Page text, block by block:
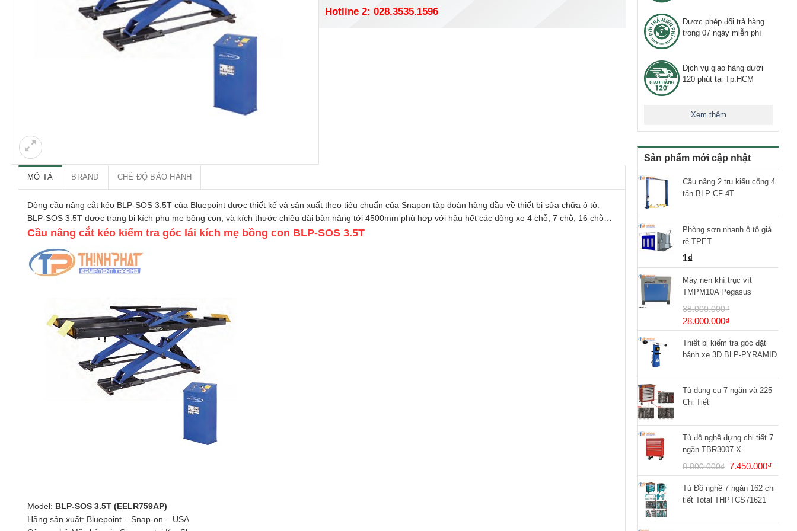
Được phép đổi trả hàng
trong 07 ngày miễn phí
Dịch vụ giao hàng dưới
120 phút tại Tp.HCM
Xem thêm
Sản phẩm mới cập nhật
Cầu nâng 2 trụ kiểu cổng 4
tấn BLP-CF 4T
Phòng sơn nhanh ô tô giá
rẻ TPET
1₫
Máy nén khí trục vít
TMPM10A Pegasus
38.000.000₫
Giá
gốc
là:
38.000.000₫.
28.000.000₫
hiện
tại
là:
Thiết bị kiểm tra góc đặt
bánh xe 3D BLP-PYRAMID
Tủ dụng cụ 7 ngăn và 225
Chi Tiết
Tủ đồ nghề đựng chi tiết 7
ngăn TBR3007-X
8.800.000₫ Giá
gốc
là:
8.800.000₫.
7.450.000₫
hiện
tại
Tủ Đồ nghề 7 ngăn 162 chi
tiết Total THPTCS71621
Hotline 2: 028.3535.1596
MÔ TẢ BRAND CHẾ ĐỘ BẢO HÀNH
Dòng cầu nâng cắt kéo BLP-SOS 3.5T của Bluepoint được thiết kế và sản xuất theo tiêu chuẩn của Snapon tập đoàn hàng đầu về thiết bị sửa chữa ô tô.
BLP-SOS 3.5T được trang bị kích phụ mẹ bồng con, và kích thước chiều dài bàn nâng tới 4500mm phù hợp với hầu hết các dòng xe 4 chỗ, 7 chỗ, 16 chỗ…
Cầu nâng cắt kéo kiểm tra góc lái kích mẹ bồng con BLP-SOS 3.5T
Model: BLP-SOS 3.5T (EELR759AP)
Hãng sản xuất: Bluepoint – Snap-on – USA